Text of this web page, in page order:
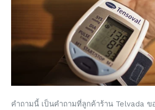
คำถามนี้ เป็นคำถามที่ลูกค้าร้าน Telvada ข